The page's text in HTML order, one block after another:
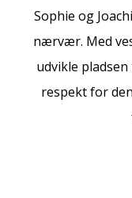
Sophie og
nærvær. Med
udvikle
respekt for